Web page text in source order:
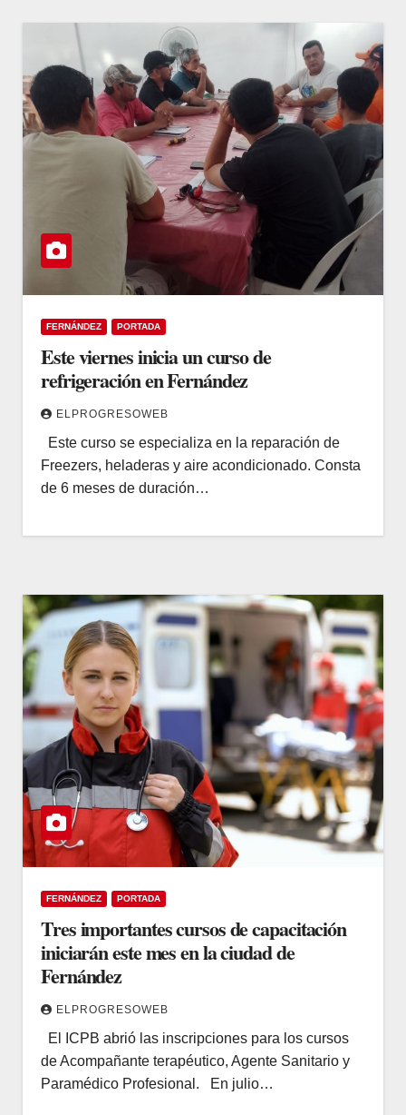
FERNÁNDEZ PORTADA
Este viernes inicia un curso de
refrigeración en Fernández
ELPROGRESOWEB
Este curso se especializa en la reparación de
Freezers, heladeras y aire acondicionado. Consta
de 6 meses de duración…
FERNÁNDEZ PORTADA
Tres importantes cursos de capacitación
iniciarán este mes en la ciudad de
Fernández
ELPROGRESOWEB
El ICPB abrió las inscripciones para los cursos
de Acompañante terapéutico, Agente Sanitario y
Paramédico Profesional. En julio…